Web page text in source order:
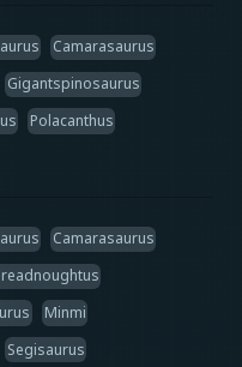
Camarasaurus
Gigantspinosaurus
Polacanthus
Camarasaurus
Minmi
Segisaurus